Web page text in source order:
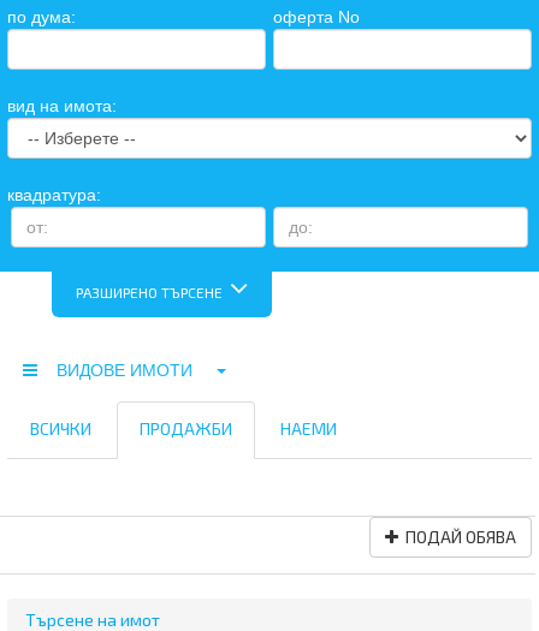
по дума: оферта No
вид на имота:
квадратура:
РАЗШИРЕНО ТЪРСЕНЕ
ВИДОВЕ ИМОТИ
ВСИЧКИ ПРОДАЖБИ НАЕМИ
ПОДАЙ ОБЯВА
Търсене на имот